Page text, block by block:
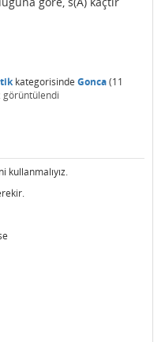
kategorisinde Gonca(11
görüntülendi
kullanmalıyız.